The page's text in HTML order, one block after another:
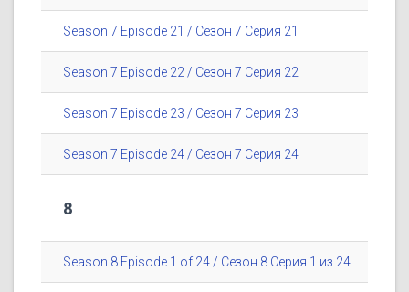
Season 7 Episode 21 / Сезон 7 Серия 21
Season 7 Episode 22 / Сезон 7 Серия 22
Season 7 Episode 23 / Сезон 7 Серия 23
Season 7 Episode 24 / Сезон 7 Серия 24
8
Season 8 Episode 1 of 24 / Сезон 8 Серия 1 из 24